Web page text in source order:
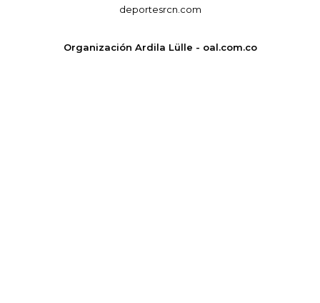
deportesrcn.com
Organización Ardila Lülle - oal.com.co